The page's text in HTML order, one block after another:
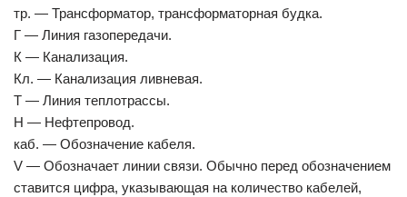
тр. — Трансформатор, трансформаторная будка.
Г — Линия газопередачи.
К — Канализация.
Кл. — Канализация ливневая.
Т — Линия теплотрассы.
Н — Нефтепровод.
каб. — Обозначение кабеля.
V — Обозначает линии связи. Обычно перед обозначением
ставится цифра, указывающая на количество кабелей,